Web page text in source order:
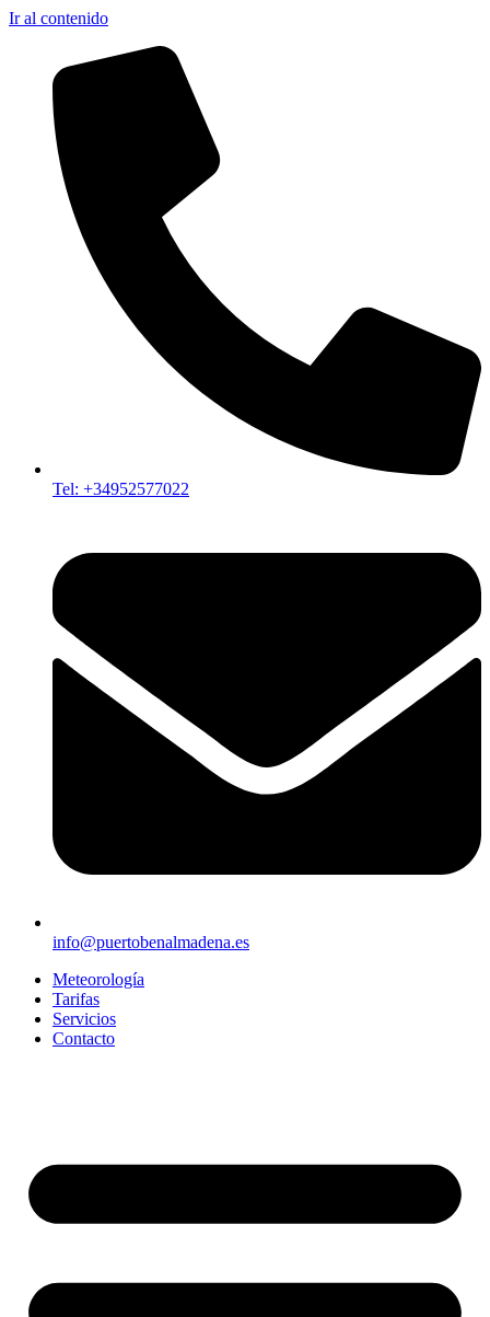
Ir al contenido
Tel: +34952577022
info@puertobenalmadena.es
Meteorología
Tarifas
Servicios
Contacto